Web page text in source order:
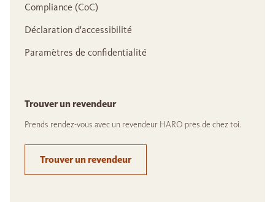
Compliance (CoC)
Déclaration d'accessibilité
Paramètres de confidentialité
Trouver un revendeur
Prends rendez-vous avec un revendeur HARO près de chez toi.
Trouver un revendeur